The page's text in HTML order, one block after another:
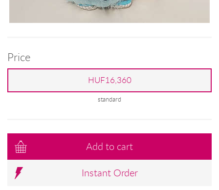
Price
HUF16,360
standard
Add to cart
Instant Order